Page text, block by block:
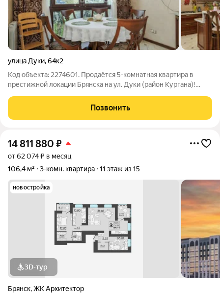
улица Дуки,64к2
Код объекта: 2274601. Продаётся 5-комнатная квартира в
престижной локации Брянска на ул. Дуки (район Кургана)!
востребованных районов города? Эта квартира идеальный
выбор для тех, кто ценит комфорт,
Позвонить
14 811 880 ₽
от 62 074 ₽ в месяц
106,4 м²
3-комн. квартира 11 этаж из 15
новостройка
3D-тур
Брянск,ЖК Архитектор